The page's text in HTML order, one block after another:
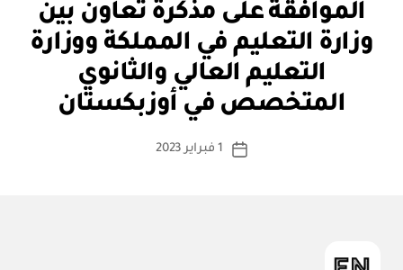
الموافقة على مذكرة تعاون بين
وزارة التعليم في المملكة ووزارة
التعليم العالي والثانوي
المتخصص في أوزبكستان
كاتب
بو
س
ة
تاريخ
1 فبراير 2023